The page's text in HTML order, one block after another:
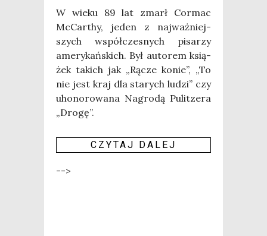
W wie­ku 89 lat zmarł Cor­mac
McCar­thy, jeden z naj­waż­niej­
szych współ­cze­snych pisa­rzy
ame­ry­kań­skich. Był auto­rem ksią­
żek takich jak „Rącze konie”, „To
nie jest kraj dla sta­rych ludzi” czy
uho­no­ro­wa­na Nagro­dą Pulit­ze­ra
„Dro­gę”.
CZY­TAJ DALEJ
-->